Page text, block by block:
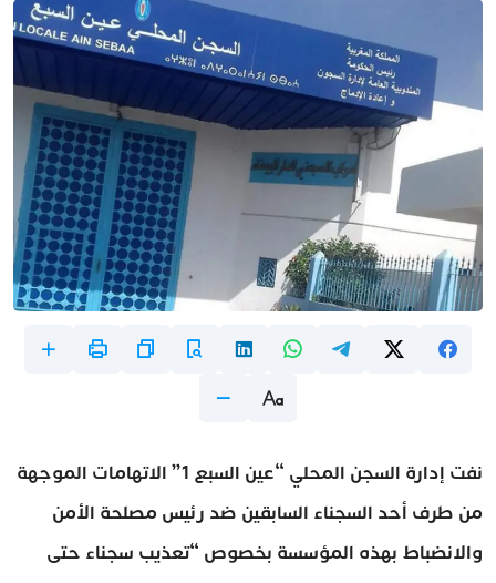
نفت إدارة السجن المحلي “عين السبع 1” الاتهامات الموجهة
من طرف أحد السجناء السابقين ضد رئيس مصلحة الأمن
والانضباط بهذه المؤسسة بخصوص “تعذيب سجناء حتى